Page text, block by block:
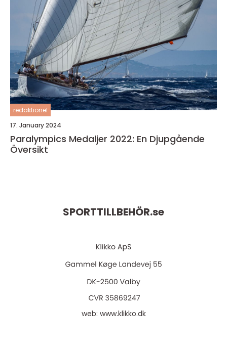
redaktionel
17. January 2024
Paralympics Medaljer 2022: En Djupgående
Översikt
SPORTTILLBEHÖR.se
web: www.klikko.dk